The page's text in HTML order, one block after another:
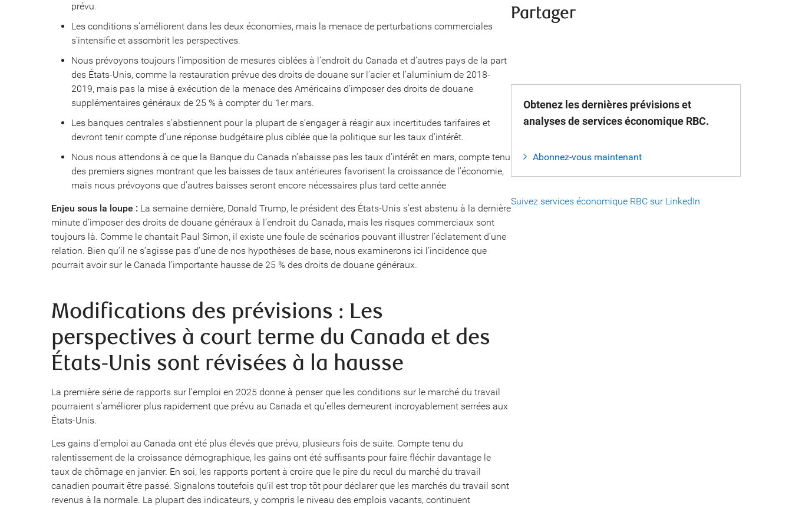
prévu.
Les conditions s’améliorent dans les deux économies, mais la menace de perturbations commerciales
s’intensifie et assombrit les perspectives.
Nous prévoyons toujours l’imposition de mesures ciblées à l’endroit du Canada et d’autres pays de la part
des États-Unis, comme la restauration prévue des droits de douane sur l’acier et l’aluminium de 2018-
2019, mais pas la mise à exécution de la menace des Américains d’imposer des droits de douane
supplémentaires généraux de 25 % à compter du 1er mars.
Les banques centrales s’abstiennent pour la plupart de s’engager à réagir aux incertitudes tarifaires et
devront tenir compte d’une réponse budgétaire plus ciblée que la politique sur les taux d’intérêt.
Nous nous attendons à ce que la Banque du Canada n’abaisse pas les taux d’intérêt en mars, compte tenu
des premiers signes montrant que les baisses de taux antérieures favorisent la croissance de l’économie,
mais nous prévoyons que d’autres baisses seront encore nécessaires plus tard cette année
Enjeu sous la loupe : La semaine dernière, Donald Trump, le président des États-Unis s’est abstenu à la dernière
minute d’imposer des droits de douane généraux à l’endroit du Canada, mais les risques commerciaux sont
toujours là. Comme le chantait Paul Simon, il existe une foule de scénarios pouvant illustrer l’éclatement d’une
relation. Bien qu’il ne s’agisse pas d’une de nos hypothèses de base, nous examinerons ici l’incidence que
pourrait avoir sur le Canada l’importante hausse de 25 % des droits de douane généraux.
Modifications des prévisions : Les
perspectives à court terme du Canada et des
États-Unis sont révisées à la hausse
La première série de rapports sur l’emploi en 2025 donne à penser que les conditions sur le marché du travail
pourraient s’améliorer plus rapidement que prévu au Canada et qu’elles demeurent incroyablement serrées aux
États-Unis.
Les gains d’emploi au Canada ont été plus élevés que prévu, plusieurs fois de suite. Compte tenu du
ralentissement de la croissance démographique, les gains ont été suffisants pour faire fléchir davantage le
taux de chômage en janvier. En soi, les rapports portent à croire que le pire du recul du marché du travail
canadien pourrait être passé. Signalons toutefois qu’il est trop tôt pour déclarer que les marchés du travail sont
revenus à la normale. La plupart des indicateurs, y compris le niveau des emplois vacants, continuent
Partager
Obtenez les dernières prévisions et
analyses de services économique RBC.
Abonnez-vous maintenant
Suivez services économique RBC sur LinkedIn